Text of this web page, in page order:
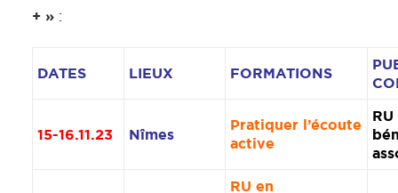
+ » :
DATES LIEUX FORMATIONS
15-16.11.23 Nîmes
Pratiquer l’écoute
active
RU en